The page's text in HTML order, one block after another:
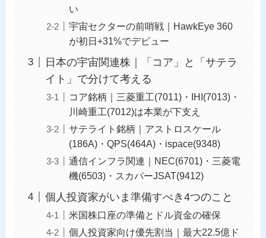
い
宇宙セクターの前哨戦｜HawkEye 360
が初日+31%でデビュー
日本の宇宙関連株｜「コア」と「サテラ
イト」で分けて考える
コア銘柄｜三菱重工(7011)・IHI(7013)・
川崎重工(7012)は本業が下支え
サテライト銘柄｜アストロスケール
(186A)・QPS(464A)・ispace(9348)
通信インフラ関連｜NEC(6701)・三菱電
機(6503)・スカパーJSAT(9412)
個人投資家がいま準備すべき4つのこと
米国株口座の準備とドル資金の確保
個人投資家向け優先割当｜最大22.5億ド